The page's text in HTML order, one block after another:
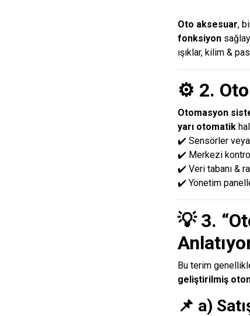
Oto aksesuar,
fonksiyon
ışıklar, kilim &
⚙️ 2.
Otomasyon
yarı otomatik
✔️ Sensörler veya
✔️ Merkezi kontrol
✔️ Veri tabanı &
✔️ Yönetim
💡 3.
Bu terim
geliştirilmiş
📌 a)